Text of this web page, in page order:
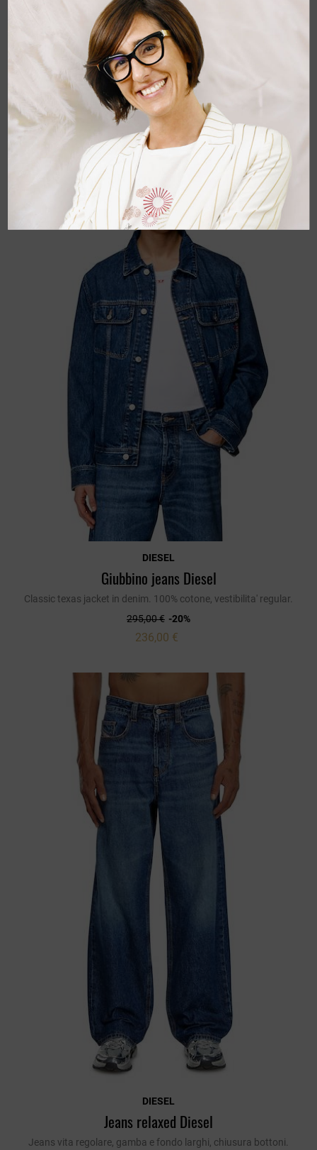
Felpa full zip Diesel
Felpa in cotone garzato, logo ricamato sul braccio. vestiblita'
regolare. 100% cotone.
195,00 € -20%
156,00 €
DIESEL
Giubbino jeans Diesel
Classic texas jacket in denim. 100% cotone, vestibilita' regular.
295,00 € -20%
236,00 €
DIESEL
Jeans relaxed Diesel
Jeans vita regolare, gamba e fondo larghi, chiusura bottoni.